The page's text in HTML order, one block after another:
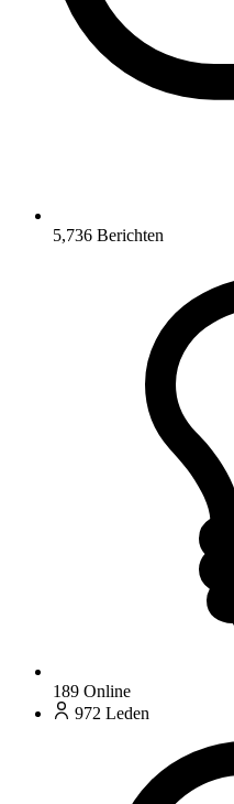
5,736 Berichten
189 Online
972 Leden